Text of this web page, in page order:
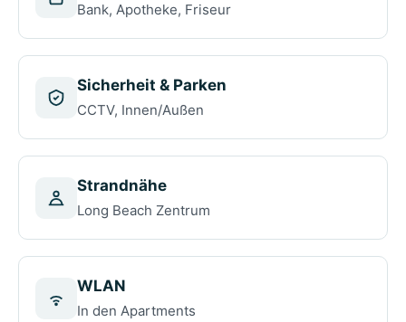
Bank, Apotheke, Friseur
Sicherheit & Parken
CCTV, Innen/Außen
Strandnähe
Long Beach Zentrum
WLAN
In den Apartments